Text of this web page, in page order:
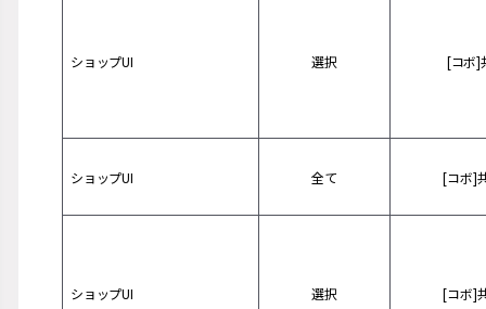
ショップUI 選択 [コボ]
ショップUI 全て [コボ]
ショップUI 選択 [コボ]